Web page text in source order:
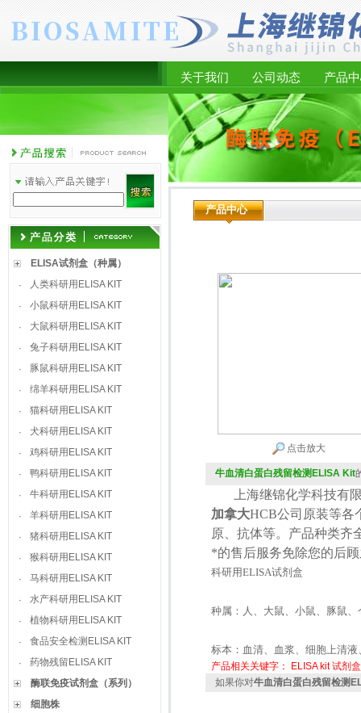
关于我们 公司动态 产品
ELISA试剂盒（种属）
·
人类科研用ELISA KIT
·
小鼠科研用ELISA KIT
·
大鼠科研用ELISA KIT
·
兔子科研用ELISA KIT
·
豚鼠科研用ELISA KIT
·
绵羊科研用ELISA KIT
·
猫科研用ELISA KIT
·
犬科研用ELISA KIT
·
鸡科研用ELISA KIT
·
鸭科研用ELISA KIT
·
牛科研用ELISA KIT
·
羊科研用ELISA KIT
·
猪科研用ELISA KIT
·
猴科研用ELISA KIT
·
马科研用ELISA KIT
·
水产科研用ELISA KIT
·
植物科研用ELISA KIT
·
食品安全检测ELISA KIT
·
药物残留ELISA KIT
酶联免疫试剂盒（系列）
细胞株
产品中心
点击放大
牛血清白蛋白残留检测ELISA Kit
上海继锦化学科技有限
加拿大HCB公司原装等各
原、抗体等。产品种类齐
*的售后服务免除您的后
科研用ELISA试剂盒
种属：人、大鼠、小鼠、豚鼠
标本：血清、血浆、细胞上清
产品相关关键字： ELISA kit 试剂盒
如果你对牛血清白蛋白残留检测